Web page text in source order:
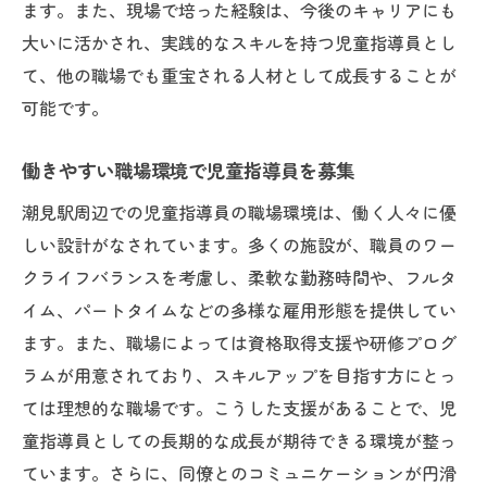
方法
潮見駅での新しい挑戦！児童指導員として
の成功例
の求人情報
通勤便利！潮見駅徒歩3分の児童指導員求人
アクセス良好な職場で児童指導員を募集
潮見駅周辺の立地で働くメリットとは
児童指導員が潮見駅で働く魅力ポイント
徒歩3分の好立地で児童指導員を目指す
潮見駅近くで見つかる！理想の職場環境
元気な子どもたちと一緒に成長する児童指導員
の仕事を潮見駅で
ます。また、現場で培った経験は、今後のキャリアにも
大いに活かされ、実践的なスキルを持つ児童指導員とし
て、他の職場でも重宝される人材として成長することが
可能です。
働きやすい職場環境で児童指導員を募集
潮見駅周辺での児童指導員の職場環境は、働く人々に優
しい設計がなされています。多くの施設が、職員のワー
クライフバランスを考慮し、柔軟な勤務時間や、フルタ
イム、パートタイムなどの多様な雇用形態を提供してい
ます。また、職場によっては資格取得支援や研修プログ
ラムが用意されており、スキルアップを目指す方にとっ
ては理想的な職場です。こうした支援があることで、児
童指導員としての長期的な成長が期待できる環境が整っ
ています。さらに、同僚とのコミュニケーションが円滑